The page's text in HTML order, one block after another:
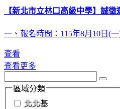
【新北市立林口高級中學】誠徵
一、報名時間：115年8月10日
查看
查看更多
區域分類
北北基